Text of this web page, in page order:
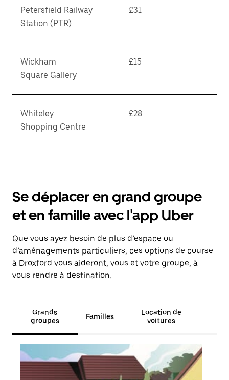
Petersfield Railway
Station (PTR)
£31
Wickham
Square Gallery
£15
Whiteley
Shopping Centre
£28
Se déplacer en grand groupe
et en famille avec l'app Uber
Que vous ayez besoin de plus d’espace ou
d’aménagements particuliers, ces options de course
à Droxford vous aideront, vous et votre groupe, à
vous rendre à destination.
Grands
groupes
Familles
Location de
voitures